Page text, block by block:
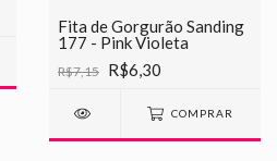
Fita de Gorgurão Sanding
177 - Pink Violeta
R$7,15 R$6,30
COMPRAR